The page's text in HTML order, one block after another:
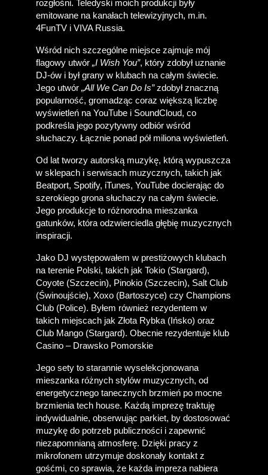
rozgłośni. Teledyski moich produkcji były
emitowane na kanałach telewizyjnych, m.in.
4FunTV i VIVA Russia.
Wśród nich szczególne miejsce zajmuje mój
flagowy utwór „I Wish You”, który zdobył uznanie
DJ-ów i był grany w klubach na całym świecie.
Jego utwór „All We Can Do Is” zdobył znaczną
popularność, gromadząc coraz większą liczbę
wyświetleń na YouTube i SoundCloud, co
podkreśla jego pozytywny odbiór wśród
słuchaczy. Łącznie ponad pół miliona wyświetleń.
Od lat tworzy autorską muzykę, którą wypuszcza
w sklepach i serwisach muzycznych, takich jak
Beatport, Spotify, iTunes, YouTube docierając do
szerokiego grona słuchaczy na całym świecie.
Jego produkcje to różnorodna mieszanka
gatunków, która odzwierciedla głębię muzycznych
inspiracji.
Jako DJ występowałem w prestiżowych klubach
na terenie Polski, takich jak Tokio (Stargard),
Coyote (Szczecin), Pinokio (Szczecin), Salt Club
(Świnoujście), Xoxo (Bartoszyce) czy Champions
Club (Police). Byłem również rezydentem w
takich miejscach jak Złota Rybka (Ińsko) oraz
Club Mango (Stargard). Obecnie rezydentuje klub
Casino – Drawsko Pomorskie
Jego sety to starannie wyselekcjonowana
mieszanka różnych stylów muzycznych, od
energetycznego tanecznych brzmień po mocne
brzmienia tech house. Każdą imprezę traktuję
indywidualnie, obserwując parkiet, by dostosować
muzykę do potrzeb publiczności i zapewnić
niezapomnianą atmosferę. Dzięki pracy z
mikrofonem utrzymuje doskonały kontakt z
gośćmi, co sprawia, że każda impreza nabiera